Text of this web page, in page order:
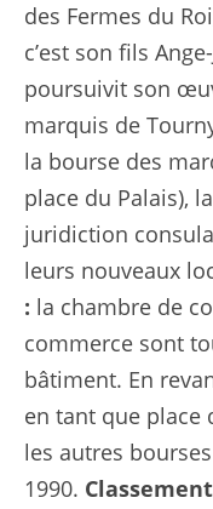
des Fermes du
c’est son fils
poursuivit son
marquis de
la bourse des
place du Palais),
juridiction
leurs nouveaux
: la chambre de
commerce sont
bâtiment. En
en tant que place
les autres
1990.